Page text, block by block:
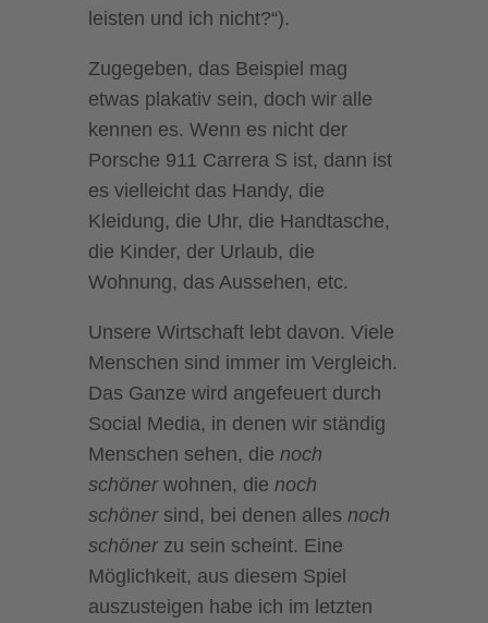
leisten und ich nicht?“).
Zugegeben, das Beispiel mag
etwas plakativ sein, doch wir alle
kennen es. Wenn es nicht der
Porsche 911 Carrera S ist, dann ist
es vielleicht das Handy, die
Kleidung, die Uhr, die Handtasche,
die Kinder, der Urlaub, die
Wohnung, das Aussehen, etc.
Unsere Wirtschaft lebt davon. Viele
Menschen sind immer im Vergleich.
Das Ganze wird angefeuert durch
Social Media, in denen wir ständig
Menschen sehen, die noch
schönerwohnen, die noch
schönersind, bei denen alles noch
schönerzu sein scheint. Eine
Möglichkeit, aus diesem Spiel
auszusteigen habe ich im letzten